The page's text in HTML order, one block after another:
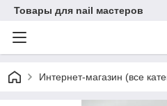
Товары для nail мастеров
Интернет-магазин (все